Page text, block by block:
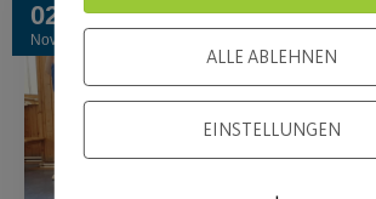
02
Nov.
ALLE ABLEHNEN
EINSTELLUNGEN